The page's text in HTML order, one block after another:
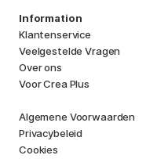
Information
Klantenservice
Veelgestelde Vragen
Over ons
Voor Crea Plus
Algemene Voorwaarden
Privacybeleid
Cookies